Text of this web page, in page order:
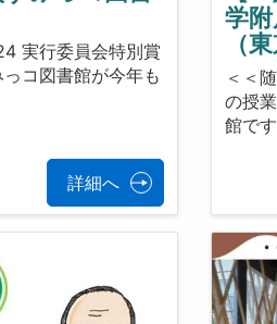
実行委員会特別賞
コ図書館が今年も
詳細へ
学
（
＜＜
の授
館で